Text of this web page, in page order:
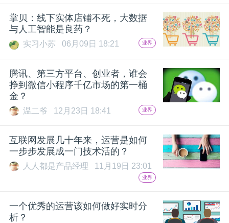
机
掌贝：线下实体店铺不死，大数据
与人工智能是良药？
实习小苏 06月09日 18:21 业界
腾讯、第三方平台、创业者，谁会
挣到微信小程序千亿市场的第一桶
金？
温二爷 12月23日 18:41 业界
互联网发展几十年来，运营是如何
一步步发展成一门技术活的？
人人都是产品经理 11月19日 23:01
业界
一个优秀的运营该如何做好实时分
析？